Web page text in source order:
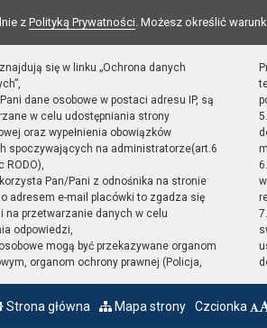
z Polityką Prywatności. Możesz określić
się w linku „Ochrona danych
dane osobowe w postaci adresu IP, są
w celu udostępniania strony
oraz wypełnienia obowiązków
spoczywających na administratorze(art.6
RODO),
Pan/Pani z odnośnika na stronie
adresem e-mail placówki to zgadza się
na przetwarzanie danych w celu
odpowiedzi,
mogą być przekazywane organom
organom ochrony prawnej (Policja,
Strona główna Mapa strony Czcionka